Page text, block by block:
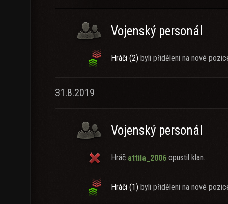
Vojenský personál
Hráči (2) byli přiděleni na nové
31.8.2019
Vojenský personál
Hráč attila_2006 opustil klan.
Hráči (1) byli přiděleni na nové